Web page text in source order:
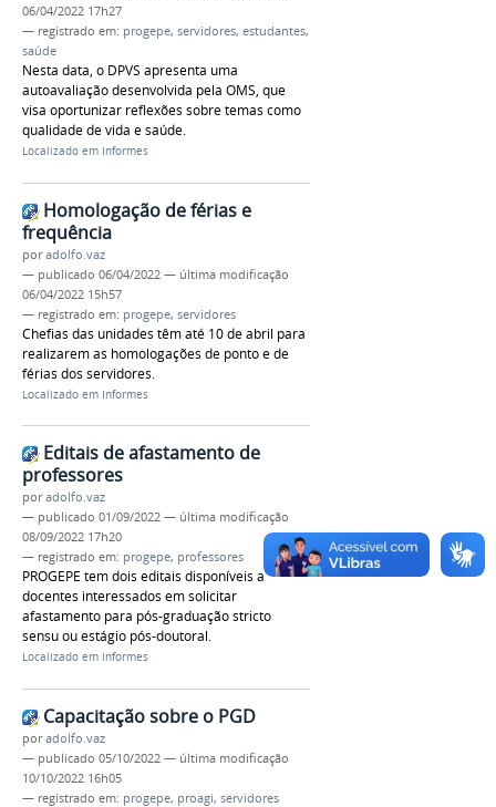
06/04/2022 17h27
— registrado em: progepe, servidores, estudantes,
saúde
Nesta data, o DPVS apresenta uma
autoavaliação desenvolvida pela OMS, que
visa oportunizar reflexões sobre temas como
qualidade de vida e saúde.
Localizado em Informes
Homologação de férias e
frequência
poradolfo.vaz
— publicado 06/04/2022 — última modificação
06/04/2022 15h57
— registrado em: progepe, servidores
Chefias das unidades têm até 10 de abril para
realizarem as homologações de ponto e de
férias dos servidores.
Localizado em Informes
Editais de afastamento de
professores
poradolfo.vaz
— publicado 01/09/2022 — última modificação
08/09/2022 17h20
— registrado em: progepe, professores
PROGEPE tem dois editais disponíveis a
docentes interessados em solicitar
afastamento para pós-graduação stricto
sensu ou estágio pós-doutoral.
Localizado em Informes
Capacitação sobre o PGD
poradolfo.vaz
— publicado 05/10/2022 — última modificação
10/10/2022 16h05
— registrado em: progepe, proagi, servidores